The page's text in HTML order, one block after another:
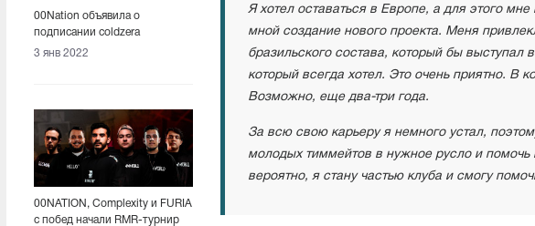
00Nation объявила о
подписании coldzera
3 янв 2022
00NATION, Complexity и FURIA
с побед начали RMR-турнир
Я хотел оставаться в Европе, а для этого
мной создание нового проекта. Меня
бразильского состава, который бы выступал
который всегда хотел. Это очень приятно. В
Возможно, еще два-три года.
За всю свою карьеру я немного устал,
молодых тиммейтов в нужное русло и помочь
вероятно, я стану частью клуба и смогу